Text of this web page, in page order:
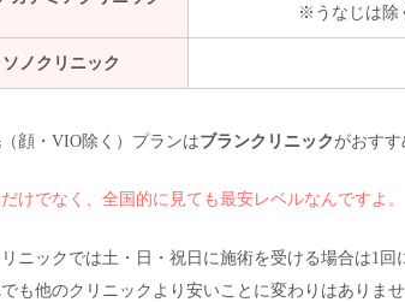
※うなじは除
ソノクリニック
顔・VIO除く）プランはブランクリニックがおすす
けでなく、全国的に見ても最安レベルなんですよ。
ニックでは土・日・祝日に施術を受ける場合は1
も他のクリニックより安いことに変わりはありませ